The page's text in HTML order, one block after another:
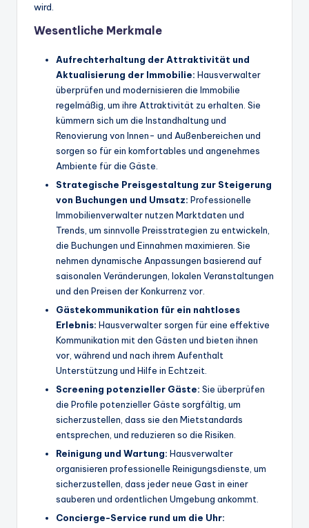
wird.
Wesentliche Merkmale
Aufrechterhaltung der Attraktivität und
Aktualisierung der Immobilie: Hausverwalter
überprüfen und modernisieren die Immobilie
regelmäßig, um ihre Attraktivität zu erhalten. Sie
kümmern sich um die Instandhaltung und
Renovierung von Innen- und Außenbereichen und
sorgen so für ein komfortables und angenehmes
Ambiente für die Gäste.
Strategische Preisgestaltung zur Steigerung
von Buchungen und Umsatz: Professionelle
Immobilienverwalter nutzen Marktdaten und
Trends, um sinnvolle Preisstrategien zu entwickeln,
die Buchungen und Einnahmen maximieren. Sie
nehmen dynamische Anpassungen basierend auf
saisonalen Veränderungen, lokalen Veranstaltungen
und den Preisen der Konkurrenz vor.
Gästekommunikation für ein nahtloses
Erlebnis: Hausverwalter sorgen für eine effektive
Kommunikation mit den Gästen und bieten ihnen
vor, während und nach ihrem Aufenthalt
Unterstützung und Hilfe in Echtzeit.
Screening potenzieller Gäste: Sie überprüfen
die Profile potenzieller Gäste sorgfältig, um
sicherzustellen, dass sie den Mietstandards
entsprechen, und reduzieren so die Risiken.
Reinigung und Wartung: Hausverwalter
organisieren professionelle Reinigungsdienste, um
sicherzustellen, dass jeder neue Gast in einer
sauberen und ordentlichen Umgebung ankommt.
Concierge-Service rund um die Uhr: